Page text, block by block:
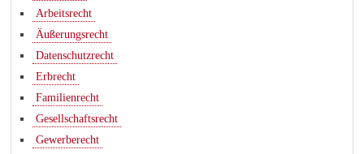
Arbeitsrecht
Äußerungsrecht
Datenschutzrecht
Erbrecht
Familienrecht
Gesellschaftsrecht
Gewerberecht